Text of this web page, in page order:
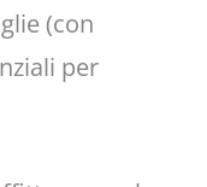
(con
per